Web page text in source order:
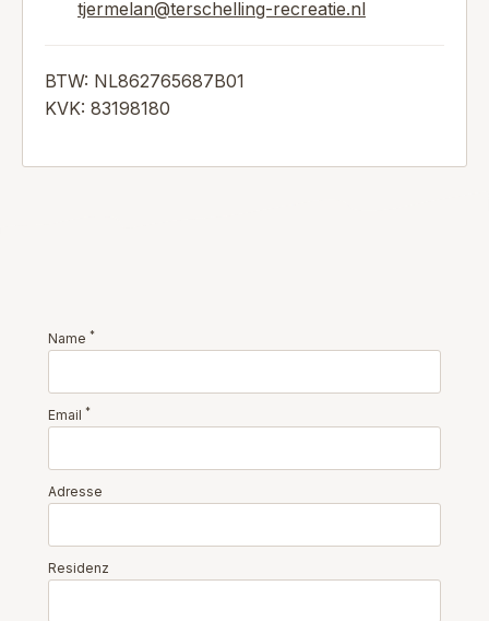
tjermelan@terschelling-recreatie.nl
BTW: NL862765687B01
KVK: 83198180
Name *
Email *
Adresse
Residenz